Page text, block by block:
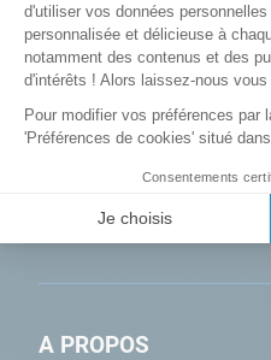
En cliquant sur "S'inscrire",
Cash Piscines par email.
lapolitique de confidentialité
A PROPOS
d'utiliser vos données
personnalisée et délicieuse à
notamment des contenus et des
d'intérêts ! Alors laissez-nous vous
Pour modifier vos préférences par
'Préférences de cookies' situé
Consentements
Je choisis